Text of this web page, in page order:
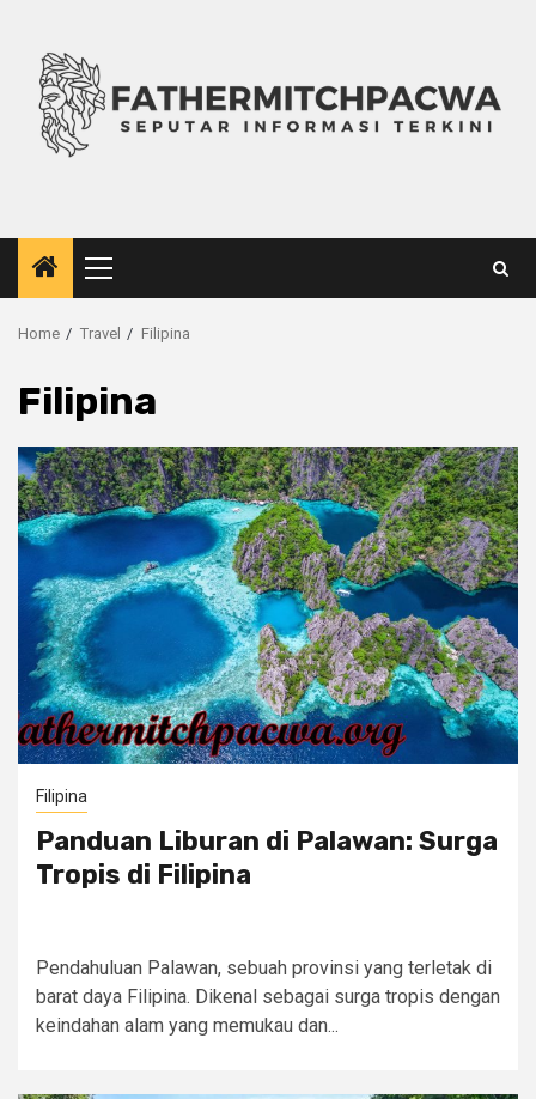
content
Primary
Menu
Home Travel Filipina
Filipina
Filipina
Panduan Liburan di Palawan: Surga
Tropis di Filipina
Pendahuluan Palawan, sebuah provinsi yang terletak di
barat daya Filipina. Dikenal sebagai surga tropis dengan
keindahan alam yang memukau dan...